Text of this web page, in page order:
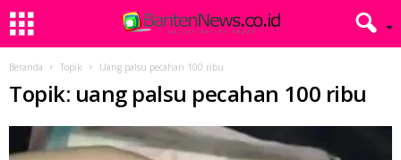
Beranda Topik Uang palsu pecahan 100 ribu
Topik: uang palsu pecahan 100 ribu